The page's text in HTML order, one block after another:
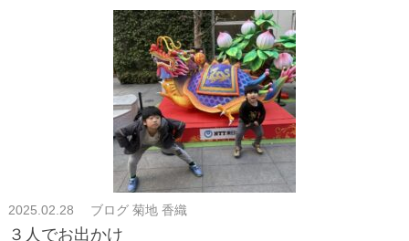
2025.02.28 ブログ 菊地 香織
３人でお出かけ